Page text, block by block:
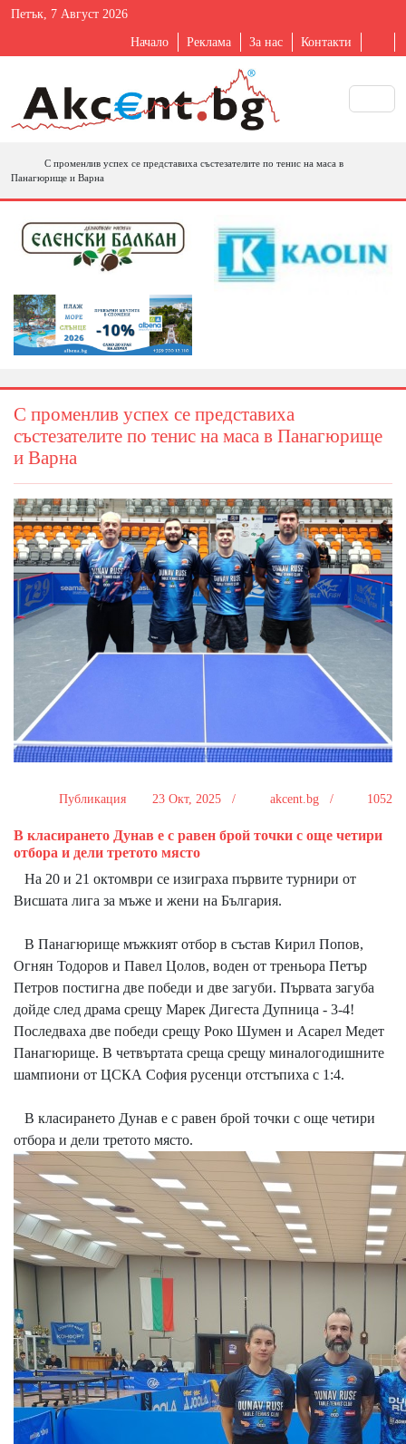
Петък, 7 Август 2026
Начало Реклама За нас Контакти
С променлив успех се представиха състезателите по тенис на маса в
Панагюрище и Варна
С променлив успех се представиха
състезателите по тенис на маса в Панагюрище
и Варна
Публикация 23 Окт, 2025 / akcent.bg / 1052
В класирането Дунав е с равен брой точки с още четири
отбора и дели третото място
На 20 и 21 октомври се изиграха първите турнири от
Висшата лига за мъже и жени на България.
В Панагюрище мъжкият отбор в състав Кирил Попов,
Огнян Тодоров и Павел Цолов, воден от треньора Петър
Петров постигна две победи и две загуби. Първата загуба
дойде след драма срещу Марек Дигеста Дупница - 3-4!
Последваха две победи срещу Роко Шумен и Асарел Медет
Панагюрище. В четвъртата среща срещу миналогодишните
шампиони от ЦСКА София русенци отстъпиха с 1:4.
В класирането Дунав е с равен брой точки с още четири
отбора и дели третото място.